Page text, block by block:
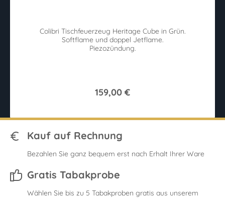
Colibri Tischfeuerzeug Heritage Cube in Grün.
Softflame und doppel Jetflame.
Piezozündung.
159,00 €
Kauf auf Rechnung
Bezahlen Sie ganz bequem erst nach Erhalt Ihrer Ware
Gratis Tabakprobe
Wählen Sie bis zu 5 Tabakproben gratis aus unserem